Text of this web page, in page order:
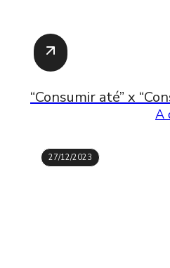
“Consumir até” x
A
27/12/2023